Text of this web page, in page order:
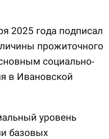
2025 года подписал
прожиточного
социально-
в Ивановской
уровень
базовых